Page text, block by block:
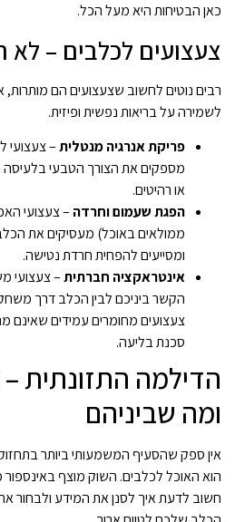
כאן הבטיחות היא מעל הכל.
צעצועים לכלבים – לא
רבים נוטים לחשוב שצעצועים הם מותרות,
לשמירה על בריאות נפשית ופיזית.
פריקת אנרגיה מנטלית– צעצועי
מספקים את הצורך הטבעי בלעיסה
או רהיטים.
הפגת שעמום וחרדה – צעצועי
ממולאים באוכל) מעסיקים את
ומסייעים להפחית חרדת נטישה.
אינטראקציה חברתית– צעצועי
הקשר ביניכם לבין הכלב דרך
צעצועים מחומרים עמידים שאינם
סכנת בליעה.
הדילמה התזונתית –
ומה שביניהם
אין ספק שהסעיף המשמעותי ביותר
הוא האוכל לכלבים. השוק מוצף באינספור
חשוב לדעת איך לסנן את המידע ולבחור